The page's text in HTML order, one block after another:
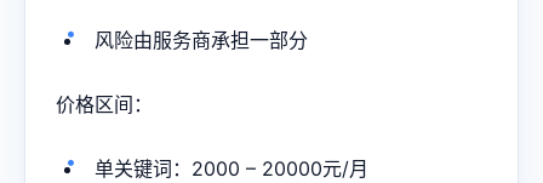
风险由服务商承担一部分
价格区间：
单关键词：2000 – 20000元/月